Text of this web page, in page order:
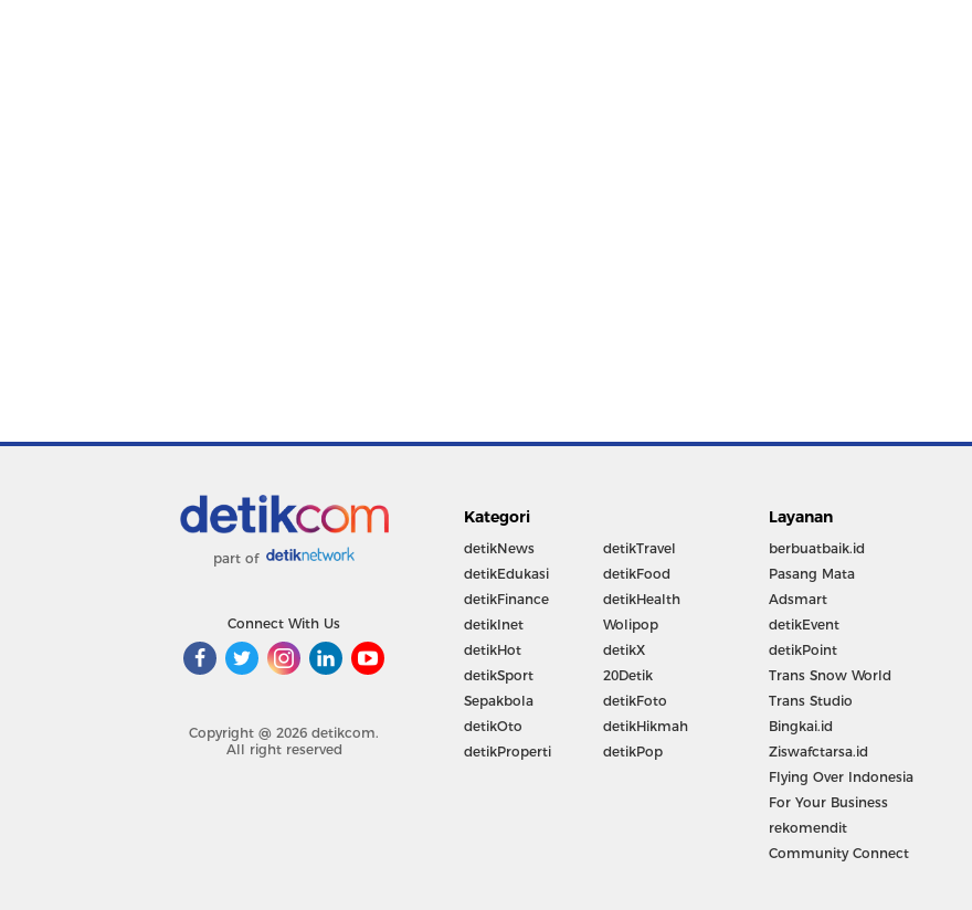
part of
Connect With Us
Copyright @ 2026 detikcom.
All right reserved
Kategori
detikNews
detikEdukasi
detikFinance
detikInet
detikHot
detikSport
Sepakbola
detikOto
detikProperti
detikTravel
detikFood
detikHealth
Wolipop
detikX
20Detik
detikFoto
detikHikmah
detikPop
Layanan
berbuatbaik.id
Pasang Mata
Adsmart
detikEvent
detikPoint
Trans Snow World
Trans Studio
Bingkai.id
Ziswafctarsa.id
Flying Over Indonesia
For Your Business
rekomendit
Community Connect